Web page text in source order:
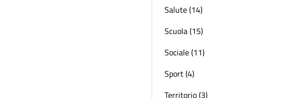
Salute (14)
Scuola (15)
Sociale (11)
Sport (4)
Territorio (3)